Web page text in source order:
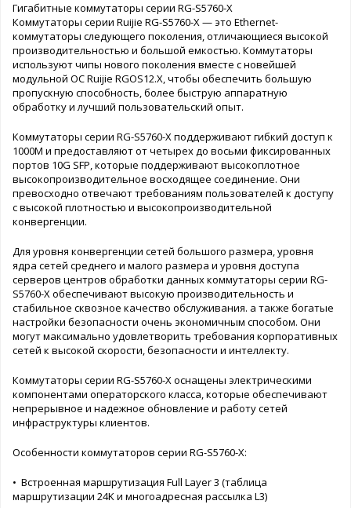
Гигабитные коммутаторы серии RG-S5760-X
Коммутаторы серии Ruijie RG-S5760-X — это Ethernet-
коммутаторы следующего поколения, отличающиеся высокой
производительностью и большой емкостью. Коммутаторы
используют чипы нового поколения вместе с новейшей
модульной ОС Ruijie RGOS12.X, чтобы обеспечить большую
пропускную способность, более быструю аппаратную
обработку и лучший пользовательский опыт.
Коммутаторы серии RG-S5760-X поддерживают гибкий доступ к
1000M и предоставляют от четырех до восьми фиксированных
портов 10G SFP, которые поддерживают высокоплотное
высокопроизводительное восходящее соединение. Они
превосходно отвечают требованиям пользователей к доступу
с высокой плотностью и высокопроизводительной
конвергенции.
Для уровня конвергенции сетей большого размера, уровня
ядра сетей среднего и малого размера и уровня доступа
серверов центров обработки данных коммутаторы серии RG-
S5760-X обеспечивают высокую производительность и
стабильное сквозное качество обслуживания. а также богатые
настройки безопасности очень экономичным способом. Они
могут максимально удовлетворить требования корпоративных
сетей к высокой скорости, безопасности и интеллекту.
Коммутаторы серии RG-S5760-X оснащены электрическими
компонентами операторского класса, которые обеспечивают
непрерывное и надежное обновление и работу сетей
инфраструктуры клиентов.
Особенности коммутаторов серии RG-S5760-X:
• Встроенная маршрутизация Full Layer 3 (таблица
маршрутизации 24K и многоадресная рассылка L3)